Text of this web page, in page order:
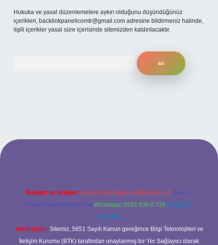
Hukuka ve yasal düzenlemelere aykırı olduğunu düşündüğünüz
içerikleri, backlinkpanelicomtr@gmail.com adresine bildirmeniz halinde,
ilgili içerikler yasal süre içerisinde sitemizden kaldırılacaktır.
Reklam ve İletişim: E-mail: backlinkpaneli@gmail.com Teams:
forumhizmeti@gmail.com Whatsapp: 0262 606 0 726 Telegram:
@karabul
Yasal Uyarı: Sitemiz, 5651 Sayılı Kanun gereğince Bilgi Teknolojileri ve
İletişim Kurumu (BTK) tarafından onaylanmış bir Yer Sağlayıcı olarak